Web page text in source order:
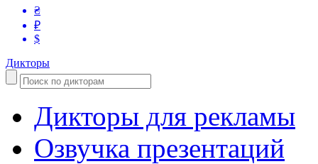
₴
₽
$
Дикторы
Дикторы для рекламы
Озвучка презентаций